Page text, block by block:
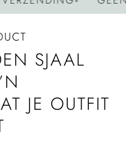
SJAAL
JE OUTFIT